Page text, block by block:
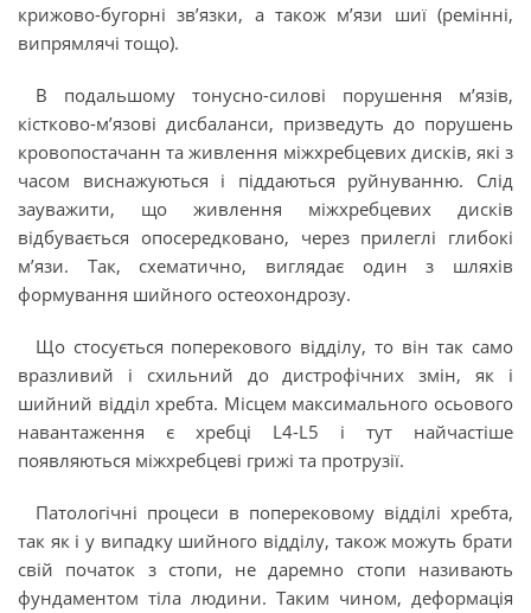
крижово-бугорні зв’язки, а також м’язи шиї (ремінні,
випрямлячі тощо).
В подальшому тонусно-силові порушення м’язів,
кістково-м’язові дисбаланси, призведуть до порушень
кровопостачанн та живлення міжхребцевих дисків, які з
часом виснажуються і піддаються руйнуванню. Слід
зауважити, що живлення міжхребцевих дисків
відбувається опосередковано, через прилеглі глибокі
м’язи. Так, схематично, виглядає один з шляхів
формування шийного остеохондрозу.
Що стосується поперекового відділу, то він так само
вразливий і схильний до дистрофічних змін, як і
шийний відділ хребта. Місцем максимального осьового
навантаження є хребці L4-L5 і тут найчастіше
появляються міжхребцеві грижі та протрузії.
Патологічні процеси в поперековому відділі хребта,
так як і у випадку шийного відділу, також можуть брати
свій початок з стопи, не даремно стопи називають
фундаментом тіла людини. Таким чином, деформація